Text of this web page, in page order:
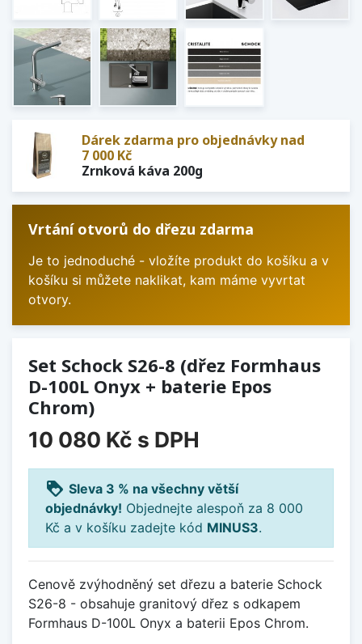
Dárek zdarma pro objednávky nad
7 000 Kč
Zrnková káva 200g
Vrtání otvorů do dřezu zdarma
Je to jednoduché - vložíte produkt do košíku a v
košíku si můžete naklikat, kam máme vyvrtat
otvory.
Set Schock S26-8 (dřez Formhaus
D-100L Onyx + baterie Epos
Chrom)
10 080 Kč s DPH
loyalty Sleva 3 % na všechny větší
objednávky! Objednejte alespoň za 8 000
Kč a v košíku zadejte kód MINUS3.
Cenově zvýhodněný set dřezu a baterie Schock
S26-8 - obsahuje granitový dřez s odkapem
Formhaus D-100L Onyx a baterii Epos Chrom.